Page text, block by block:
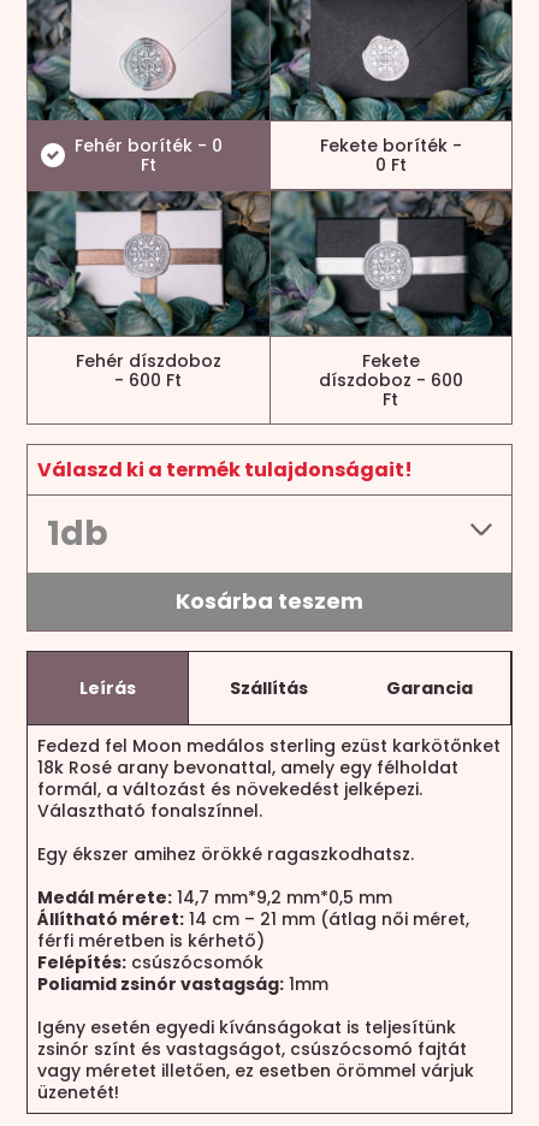
Fehér boríték - 0
Ft
Fekete boríték -
0 Ft
Fehér díszdoboz
- 600 Ft
Fekete
díszdoboz - 600
Ft
Válaszd ki a termék tulajdonságait!
Kosárba teszem
Leírás Szállítás Garancia
Fedezd fel Moon medálos sterling ezüst karkötőnket
18k Rosé arany bevonattal, amely egy félholdat
formál, a változást és növekedést jelképezi.
Választható fonalszínnel.
Egy ékszer amihez örökké ragaszkodhatsz.
Medál mérete: 14,7 mm*9,2 mm*0,5 mm
Állítható méret: 14 cm – 21 mm (átlag női méret,
férfi méretben is kérhető)
Felépítés: csúszócsomók
Poliamid zsinór vastagság: 1mm
Igény esetén egyedi kívánságokat is teljesítünk
zsinór színt és vastagságot, csúszócsomó fajtát
vagy méretet illetően, ez esetben örömmel várjuk
üzenetét!